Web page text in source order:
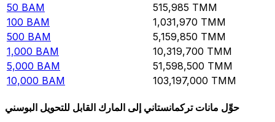
50 BAM 515,985 TMM
100 BAM 1,031,970 TMM
500 BAM 5,159,850 TMM
1,000 BAM 10,319,700 TMM
5,000 BAM 51,598,500 TMM
10,000 BAM 103,197,000 TMM
حوِّل مانات تركمانستاني إلى المارك القابل للتحويل البوسني